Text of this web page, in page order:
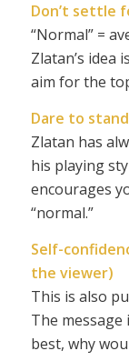
Don’t settle
“Normal” =
Zlatan’s idea
aim for the
Dare to
Zlatan has
his playing
encourages
“normal.”
Self-
the viewer)
This is also
The message
best, why